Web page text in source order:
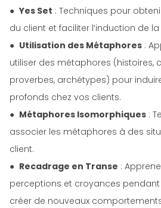
●Yes Set : Techniques pour
du client et faciliter l’induction de
● Utilisation des Métaphores :
utiliser des métaphores (histoires,
proverbes, archétypes) pour
profonds chez vos clients.
● Métaphores Isomorphiques :
associer les métaphores à des
client.
● Recadrage en Transe :
perceptions et croyances pendant
créer de nouveaux